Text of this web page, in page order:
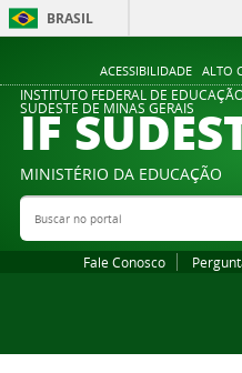
ACESSIBILIDADE ALTO
BRASIL
INSTITUTO FEDERAL DE
SUDESTE DE MINAS GERAIS
IF
MINISTÉRIO DA EDUCAÇÃO
Buscar no portal
Fale Conosco